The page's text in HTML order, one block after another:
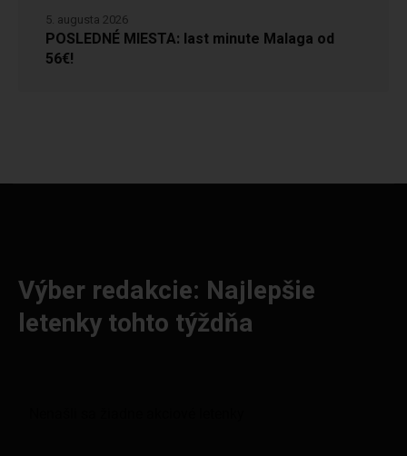
POSLEDNÉ MIESTA: last minute Malaga od
56€!
5. augusta 2026
Výber redakcie: Najlepšie
letenky tohto týždňa